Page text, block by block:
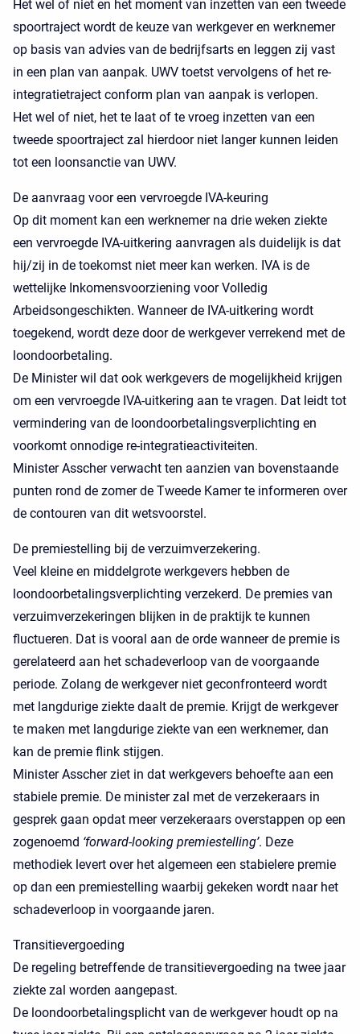
Het wel of niet en het moment van inzetten van een tweede
spoortraject wordt de keuze van werkgever en werknemer
op basis van advies van de bedrijfsarts en leggen zij vast
in een plan van aanpak. UWV toetst vervolgens of het re-
integratietraject conform plan van aanpak is verlopen.
Het wel of niet, het te laat of te vroeg inzetten van een
tweede spoortraject zal hierdoor niet langer kunnen leiden
tot een loonsanctie van UWV.
De aanvraag voor een vervroegde IVA-keuring
Op dit moment kan een werknemer na drie weken ziekte
een vervroegde IVA-uitkering aanvragen als duidelijk is dat
hij/zij in de toekomst niet meer kan werken. IVA is de
wettelijke Inkomensvoorziening voor Volledig
Arbeidsongeschikten. Wanneer de IVA-uitkering wordt
toegekend, wordt deze door de werkgever verrekend met de
loondoorbetaling.
De Minister wil dat ook werkgevers de mogelijkheid krijgen
om een vervroegde IVA-uitkering aan te vragen. Dat leidt tot
vermindering van de loondoorbetalingsverplichting en
voorkomt onnodige re-integratieactiviteiten.
Minister Asscher verwacht ten aanzien van bovenstaande
punten rond de zomer de Tweede Kamer te informeren over
de contouren van dit wetsvoorstel.
De premiestelling bij de verzuimverzekering.
Veel kleine en middelgrote werkgevers hebben de
loondoorbetalingsverplichting verzekerd. De premies van
verzuimverzekeringen blijken in de praktijk te kunnen
fluctueren. Dat is vooral aan de orde wanneer de premie is
gerelateerd aan het schadeverloop van de voorgaande
periode. Zolang de werkgever niet geconfronteerd wordt
met langdurige ziekte daalt de premie. Krijgt de werkgever
te maken met langdurige ziekte van een werknemer, dan
kan de premie flink stijgen.
Minister Asscher ziet in dat werkgevers behoefte aan een
stabiele premie. De minister zal met de verzekeraars in
gesprek gaan opdat meer verzekeraars overstappen op een
zogenoemd ‘forward-looking premiestelling’. Deze
methodiek levert over het algemeen een stabielere premie
op dan een premiestelling waarbij gekeken wordt naar het
schadeverloop in voorgaande jaren.
Transitievergoeding
De regeling betreffende de transitievergoeding na twee jaar
ziekte zal worden aangepast.
De loondoorbetalingsplicht van de werkgever houdt op na